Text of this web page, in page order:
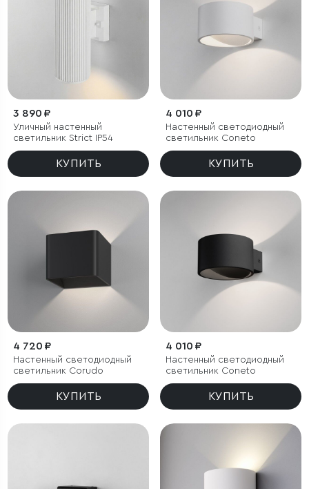
3 890 ₽
Уличный настенный
светильник Strict IP54
КУПИТЬ
4 010 ₽
Настенный светодиодный
светильник Coneto
КУПИТЬ
4 720 ₽
Настенный светодиодный
светильник Corudo
КУПИТЬ
4 010 ₽
Настенный светодиодный
светильник Coneto
КУПИТЬ